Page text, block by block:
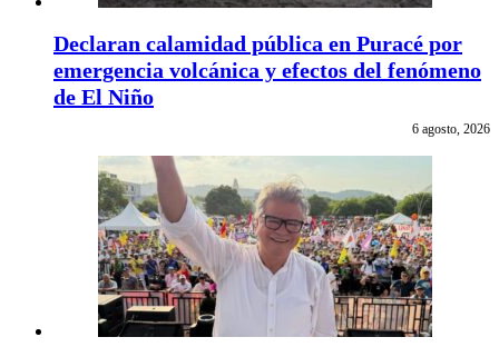
Declaran calamidad pública en Puracé por
emergencia volcánica y efectos del fenómeno
de El Niño
6 agosto, 2026